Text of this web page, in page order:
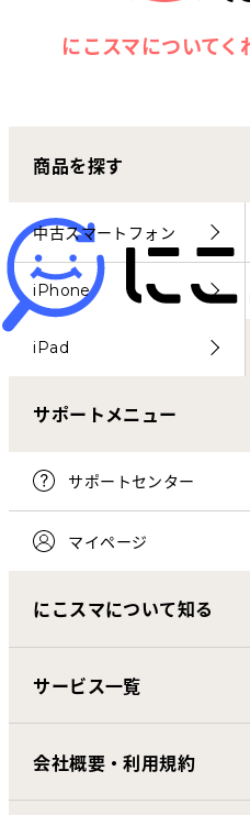
お客さまの声
にこスマ通信
マイページ
にこスマについてく
商品を探す
中古スマートフォン
iPhone
iPad
サポートメニュー
サポートセンター
マイページ
にこスマについて知る
サービス一覧
会社概要・利用規約